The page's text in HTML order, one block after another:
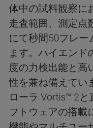
体中の試料観察に
走査範囲、測定点
にて秒間50フレー
ます。ハイエンド
度の力検出能と高
性を兼ね備えてい
ローラ Vortis™ 2
フトウェアの搭載